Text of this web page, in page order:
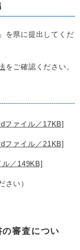
を県に提出してくだ
をご確認ください。
ファイル／17KB]
ファイル／21KB]
／149KB]
さい）
の審査につい